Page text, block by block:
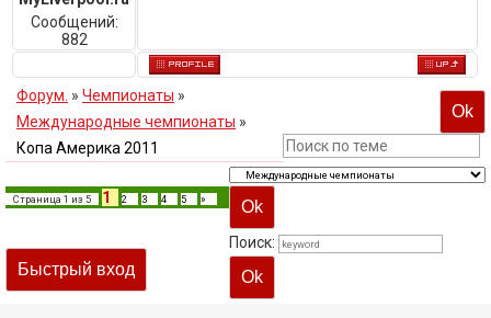
Сообщений:
882
Форум. » Чемпионаты »
Международные чемпионаты »
Копа Америка 2011
Страница 1 из 5 1 2 3 4 5 »
Поиск: